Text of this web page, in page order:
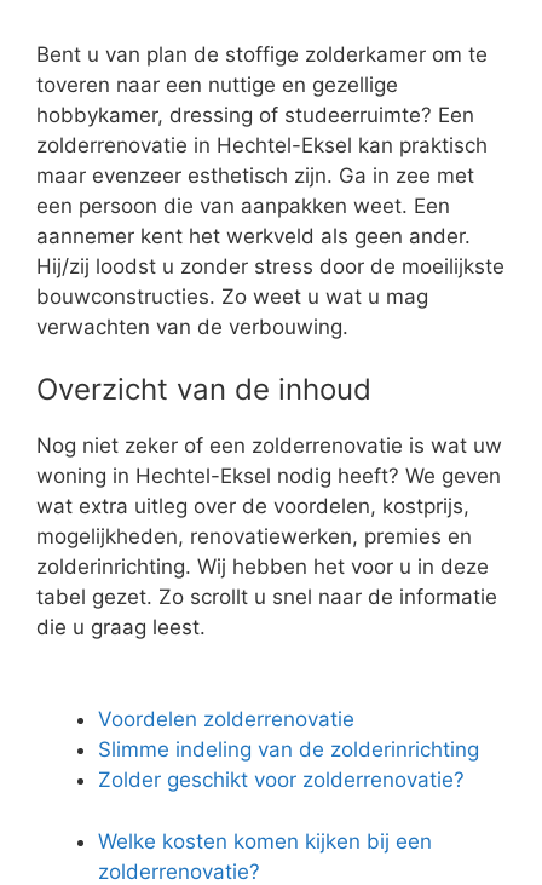
Bent u van plan de stoffige zolderkamer om te
toveren naar een nuttige en gezellige
hobbykamer, dressing of studeerruimte? Een
zolderrenovatie in Hechtel-Eksel kan praktisch
maar evenzeer esthetisch zijn. Ga in zee met
een persoon die van aanpakken weet. Een
aannemer kent het werkveld als geen ander.
Hij/zij loodst u zonder stress door de moeilijkste
bouwconstructies. Zo weet u wat u mag
verwachten van de verbouwing.
Overzicht van de inhoud
Nog niet zeker of een zolderrenovatie is wat uw
woning in Hechtel-Eksel nodig heeft? We geven
wat extra uitleg over de voordelen, kostprijs,
mogelijkheden, renovatiewerken, premies en
zolderinrichting. Wij hebben het voor u in deze
tabel gezet. Zo scrollt u snel naar de informatie
die u graag leest.
Voordelen zolderrenovatie
Slimme indeling van de zolderinrichting
Zolder geschikt voor zolderrenovatie?
Welke kosten komen kijken bij een
zolderrenovatie?